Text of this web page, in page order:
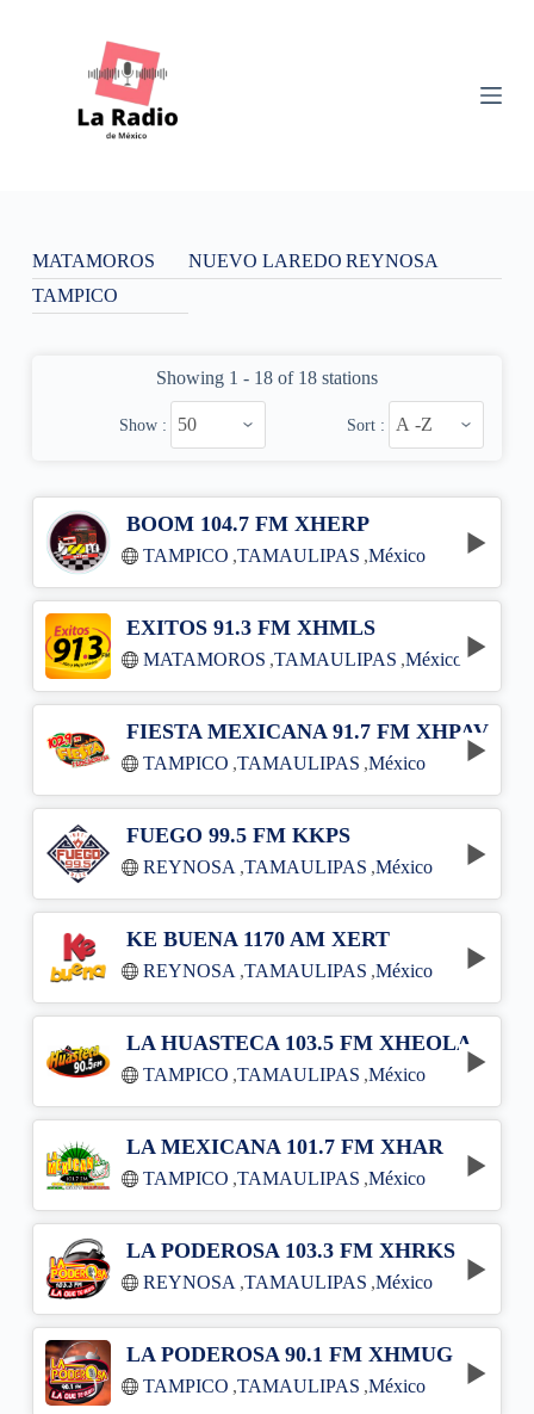
nMATAMOROS NUEVO LAREDO REYNOSA
TAMPICO
Showing 1 - 18 of 18 stations
Show : Sort :
BOOM 104.7 FM XHERP
TAMPICO ,TAMAULIPAS ,México
EXITOS 91.3 FM XHMLS
MATAMOROS ,TAMAULIPAS ,México
FIESTA MEXICANA 91.7 FM XHPAV
TAMPICO ,TAMAULIPAS ,México
FUEGO 99.5 FM KKPS
REYNOSA ,TAMAULIPAS ,México
KE BUENA 1170 AM XERT
REYNOSA ,TAMAULIPAS ,México
LA HUASTECA 103.5 FM XHEOLA
TAMPICO ,TAMAULIPAS ,México
LA MEXICANA 101.7 FM XHAR
TAMPICO ,TAMAULIPAS ,México
LA PODEROSA 103.3 FM XHRKS
REYNOSA ,TAMAULIPAS ,México
LA PODEROSA 90.1 FM XHMUG
TAMPICO ,TAMAULIPAS ,México